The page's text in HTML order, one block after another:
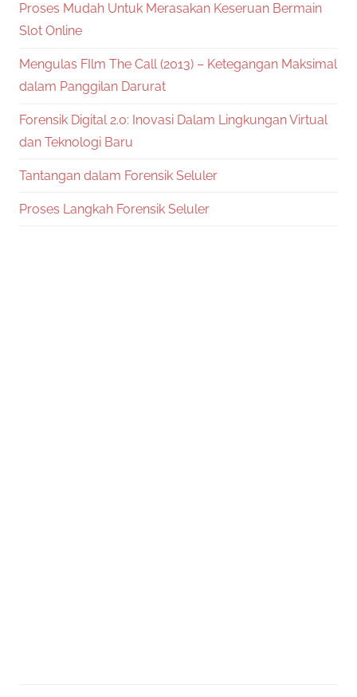
Proses Mudah Untuk Merasakan Keseruan Bermain
Slot Online
Mengulas FIlm The Call (2013) – Ketegangan Maksimal
dalam Panggilan Darurat
Forensik Digital 2.0: Inovasi Dalam Lingkungan Virtual
dan Teknologi Baru
Tantangan dalam Forensik Seluler
Proses Langkah Forensik Seluler